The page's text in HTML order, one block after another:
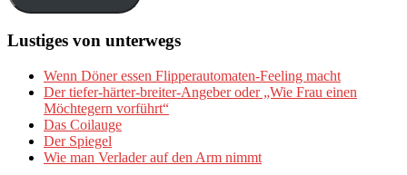
Lustiges von unterwegs
Wenn Döner essen Flipperautomaten-Feeling macht
Der tiefer-härter-breiter-Angeber oder „Wie Frau einen
Möchtegern vorführt“
Das Coilauge
Der Spiegel
Wie man Verlader auf den Arm nimmt